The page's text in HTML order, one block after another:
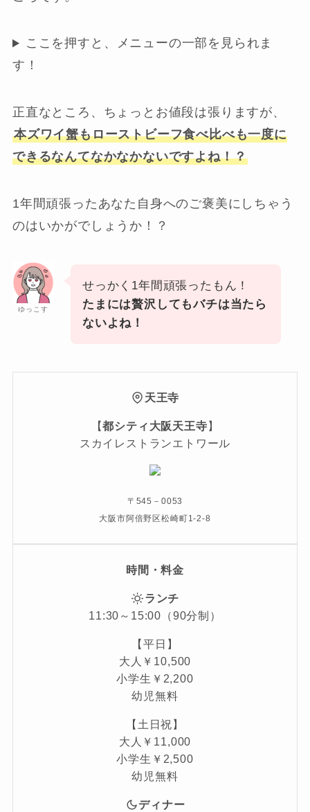
ここを押すと、メニューの一部を見られま
す！
正直なところ、ちょっとお値段は張りますが、
本ズワイ蟹もローストビーフ食べ比べも一度に
できるなんてなかなかないですよね！？
1年間頑張ったあなた自身へのご褒美にしちゃう
のはいかがでしょうか！？
ゆっこす
せっかく1年間頑張ったもん！
たまには贅沢してもバチは当たら
ないよね！
天王寺
【都シティ大阪天王寺】
スカイレストランエトワール
〒545－0053
大阪市阿倍野区松崎町1-2-8
時間・料金
ランチ
11:30～15:00（90分制）
【平日】
大人￥10,500
小学生￥2,200
幼児無料
【土日祝】
大人￥11,000
小学生￥2,500
幼児無料
ディナー